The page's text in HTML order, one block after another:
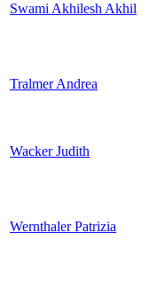
Swami Akhilesh Akhil
Tralmer Andrea
Wacker Judith
Wernthaler Patrizia